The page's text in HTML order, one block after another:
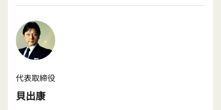
代表取締役
貝出康